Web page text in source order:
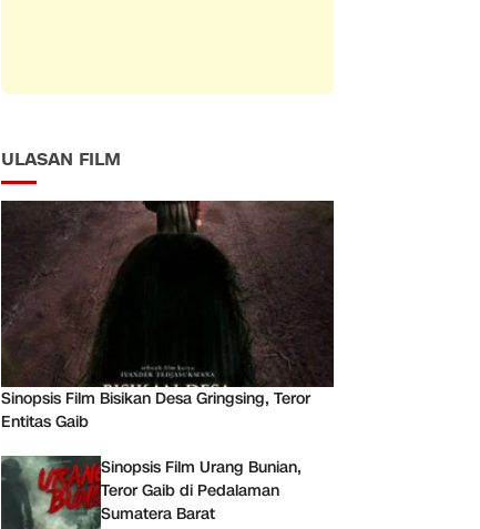
ULASAN FILM
Sinopsis Film Bisikan Desa Gringsing, Teror
Entitas Gaib
Sinopsis Film Urang Bunian,
Teror Gaib di Pedalaman
Sumatera Barat